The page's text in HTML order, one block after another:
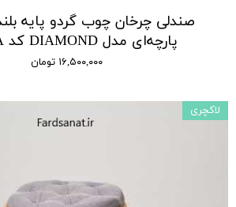
صندلی چرخان چوب گردو پایه
پارچه‌ای مدل DIAMOND کد XSALA
۱۶,۵۰۰,۰۰۰ تومان
لاکچری